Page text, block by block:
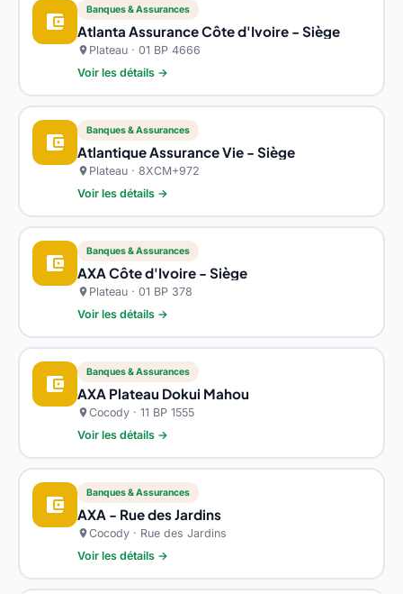
account_balance_wallet
Banques & Assurances
Atlanta Assurance Côte d'Ivoire - Siège
location_on Plateau · 01 BP 4666
Voir les détails →
account_balance_wallet
Banques & Assurances
Atlantique Assurance Vie - Siège
location_on Plateau · 8XCM+972
Voir les détails →
account_balance_wallet
Banques & Assurances
AXA Côte d'Ivoire - Siège
location_on Plateau · 01 BP 378
Voir les détails →
account_balance_wallet
Banques & Assurances
AXA Plateau Dokui Mahou
location_onCocody · 11 BP 1555
Voir les détails →
account_balance_wallet
Banques & Assurances
AXA - Rue des Jardins
location_onCocody · Rue des Jardins
Voir les détails →